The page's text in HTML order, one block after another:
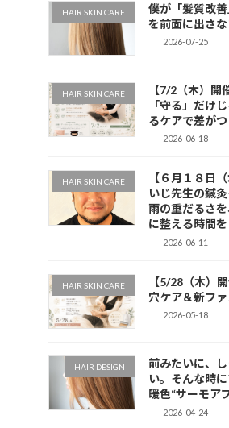
HAIR SKIN CARE
僕が「髪質改
を前面に出さな
2026-07-25
HAIR SKIN CARE
【7/2（木）開
「守る」だけ
るケアで差が
2026-06-18
HAIR SKIN CARE
【６月１８日
いじ先生の鍼
雨の重だるさ
に整える時間を
2026-06-11
HAIR SKIN CARE
【5/28（木）
穴ケア＆新フ
2026-05-18
HAIR DESIGN
前みたいに、
い。そんな時
暖色“サーモア
2026-04-24